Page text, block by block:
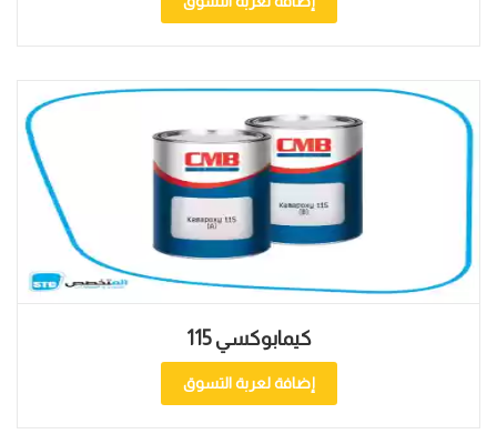
كيمابوكسي 115
إضافة لعربة التسوق